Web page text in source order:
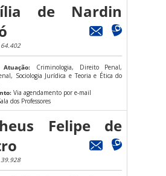
de Nardin
64.402
Criminologia, Direito Penal,
Sociologia Jurídica e Teoria e Ética do
Via agendamento por e-mail
dos Professores
Felipe de
39.928